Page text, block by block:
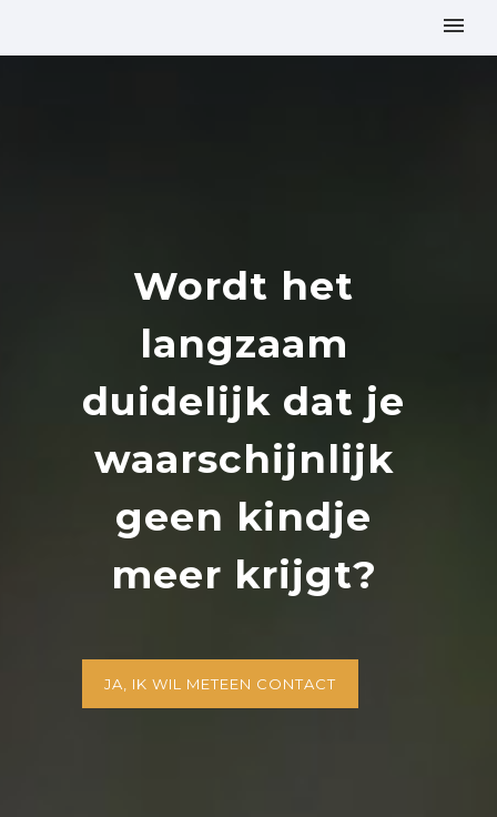
Wordt het
langzaam
duidelijk dat je
waarschijnlijk
geen kindje
meer krijgt?
JA, IK WIL METEEN CONTACT